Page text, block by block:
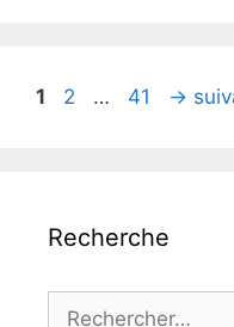
Page
1 Page
2 … Page
41 →
Recherche